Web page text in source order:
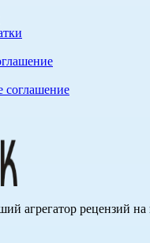
соглашение
агрегатор рецензий